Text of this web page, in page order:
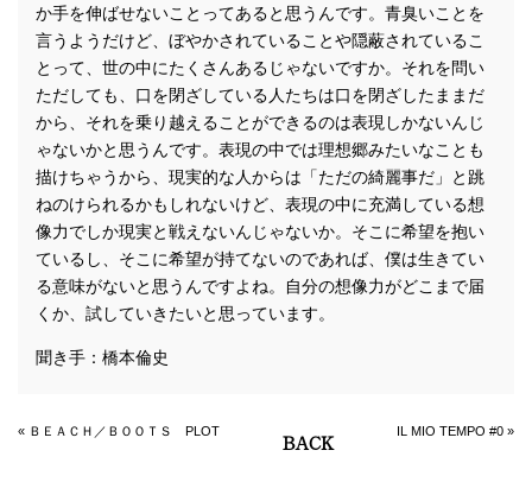
か手を伸ばせないことってあると思うんです。青臭いことを
言うようだけど、ぼやかされていることや隠蔽されているこ
とって、世の中にたくさんあるじゃないですか。それを問い
ただしても、口を閉ざしている人たちは口を閉ざしたままだ
から、それを乗り越えることができるのは表現しかないんじ
ゃないかと思うんです。表現の中では理想郷みたいなことも
描けちゃうから、現実的な人からは「ただの綺麗事だ」と跳
ねのけられるかもしれないけど、表現の中に充満している想
像力でしか現実と戦えないんじゃないか。そこに希望を抱い
ているし、そこに希望が持てないのであれば、僕は生きてい
る意味がないと思うんですよね。自分の想像力がどこまで届
くか、試していきたいと思っています。
聞き手：橋本倫史
« ＢＥＡＣＨ／ＢＯＯＴＳ PLOT IL MIO TEMPO #0 »
BACK